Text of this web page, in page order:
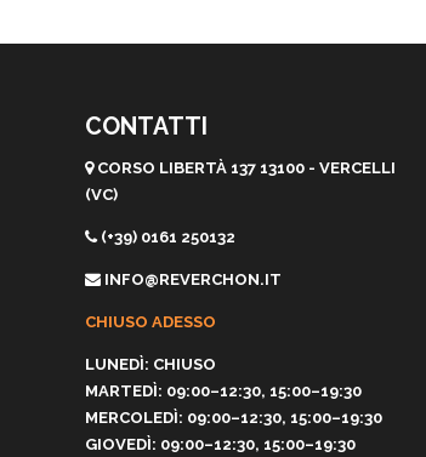
CONTATTI
CORSO LIBERTÀ 137 13100 - VERCELLI
(VC)
(+39) 0161 250132
INFO@REVERCHON.IT
CHIUSO ADESSO
LUNEDÌ: CHIUSO
MARTEDÌ: 09:00–12:30, 15:00–19:30
MERCOLEDÌ: 09:00–12:30, 15:00–19:30
GIOVEDÌ: 09:00–12:30, 15:00–19:30